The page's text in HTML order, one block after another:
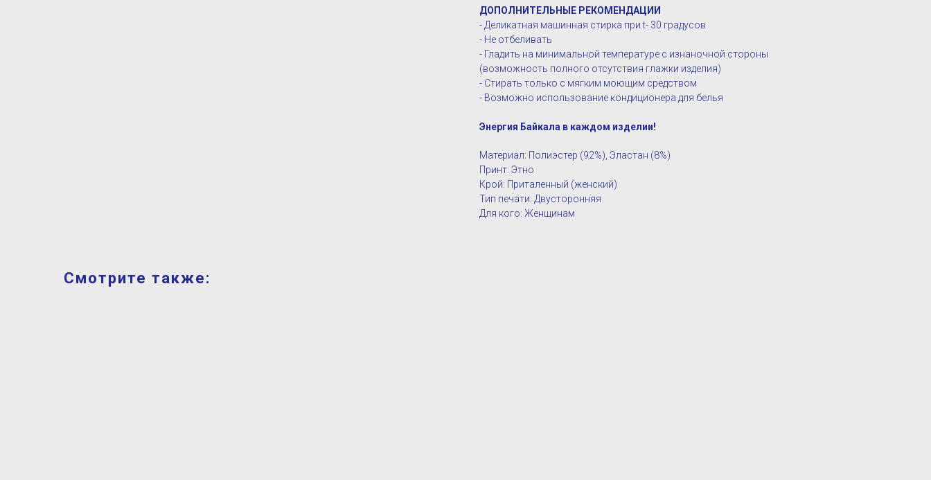
ДОПОЛНИТЕЛЬНЫЕ РЕКОМЕНДАЦИИ
- Деликатная машинная стирка при t- 30 градусов
- Не отбеливать
- Гладить на минимальной температуре с изнаночной стороны
(возможность полного отсутствия глажки изделия)
- Стирать только с мягким моющим средством
- Возможно использование кондиционера для белья
Энергия Байкала в каждом изделии!
Материал: Полиэстер (92%), Эластан (8%)
Принт: Этно
Крой: Приталенный (женский)
Тип печати: Двусторонняя
Для кого: Женщинам
Смотрите также: